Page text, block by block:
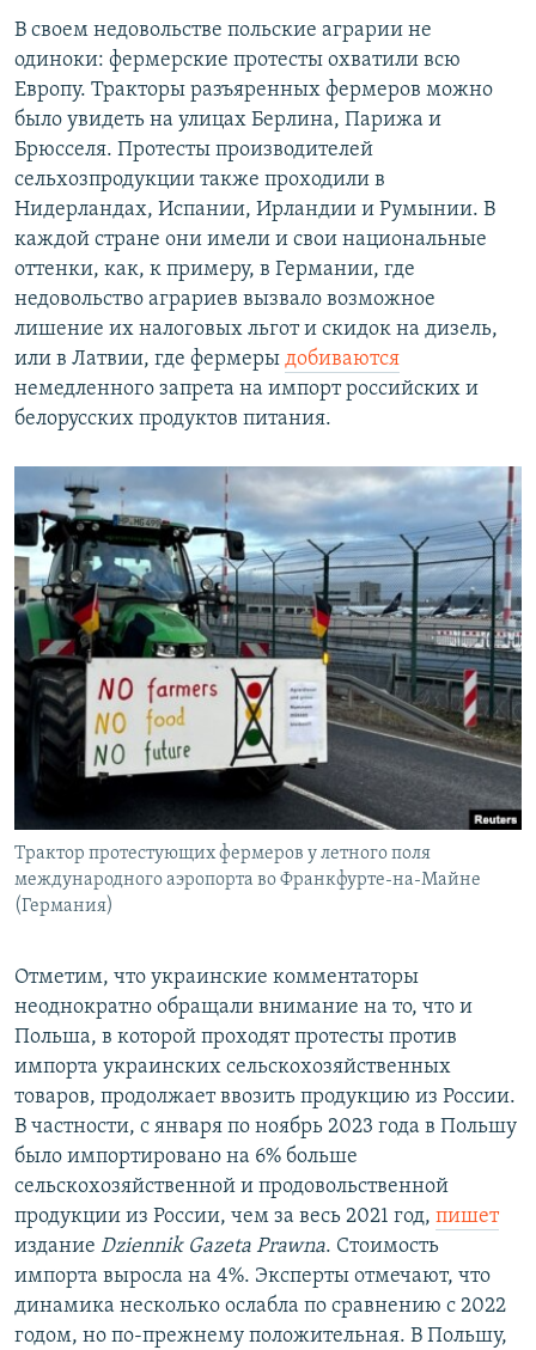
В своем недовольстве польские аграрии не
одиноки: фермерские протесты охватили всю
Европу. Тракторы разъяренных фермеров можно
было увидеть на улицах Берлина, Парижа и
Брюсселя. Протесты производителей
сельхозпродукции также проходили в
Нидерландах, Испании, Ирландии и Румынии. В
каждой стране они имели и свои национальные
оттенки, как, к примеру, в Германии, где
недовольство аграриев вызвало возможное
лишение их налоговых льгот и скидок на дизель,
или в Латвии, где фермеры добиваются
немедленного запрета на импорт российских и
белорусских продуктов питания.
Трактор протестующих фермеров у летного поля
международного аэропорта во Франкфурте-на-Майне
(Германия)
Отметим, что украинские комментаторы
неоднократно обращали внимание на то, что и
Польша, в которой проходят протесты против
импорта украинских сельскохозяйственных
товаров, продолжает ввозить продукцию из России.
В частности, с января по ноябрь 2023 года в Польшу
было импортировано на 6% больше
сельскохозяйственной и продовольственной
продукции из России, чем за весь 2021 год, пишет
издание Dziennik Gazeta Prawna. Стоимость
импорта выросла на 4%. Эксперты отмечают, что
динамика несколько ослабла по сравнению с 2022
годом, но по-прежнему положительная. В Польшу,